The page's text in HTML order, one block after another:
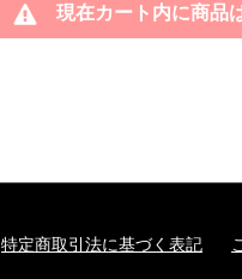
現在カート内に商品
特定商取引法に基づく表記